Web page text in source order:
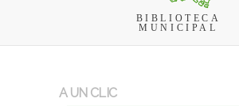
BIBLIOTECA
MUNICIPAL
A UN CLIC